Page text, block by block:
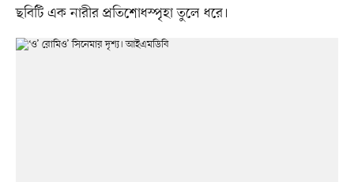
ছবিটি এক নারীর প্রতিশোধস্পৃহা তুলে ধরে।